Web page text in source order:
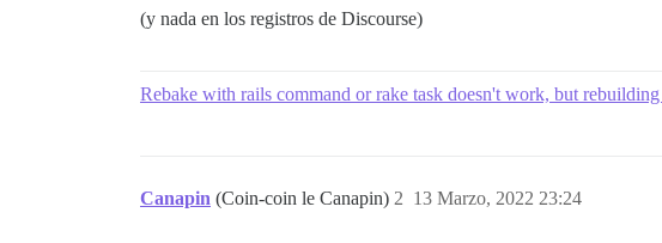
(y nada en los registros de Discourse)
Rebake with rails command or rake task doesn't work, but
Canapin (Coin-coin le Canapin) 13 Marzo, 2022 23:24
2